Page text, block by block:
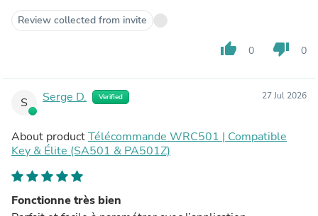
Review collected from invite
thumb_up 0 thumb_down 0
S Serge D. Verified 27 Jul 2026
About productTélécommande WRC501 | Compatible
Key & Élite (SA501 & PA501Z)
Fonctionne très bien